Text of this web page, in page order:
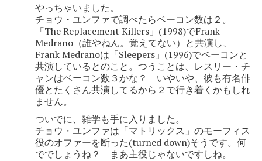
やっちゃいました。
チョウ・ユンファで調べたらベーコン数は２。
「The Replacement Killers」(1998)でFrank
Medrano（誰やねん。覚えてない）と共演し、
Frank Medranoは「Sleepers」(1996)でベーコンと
共演しているとのこと。つうことは、レスリー・チ
ャンはベーコン数３かな？ いやいや、彼も有名俳
優とたくさん共演してるから２で行き着くかもしれ
ません。
ついでに、雑学も手に入りました。
チョウ・ユンファは「マトリックス」のモーフィス
役のオファーを断った(turned down)そうです。何
ででしょうね？ まあ主役じゃないですしね。